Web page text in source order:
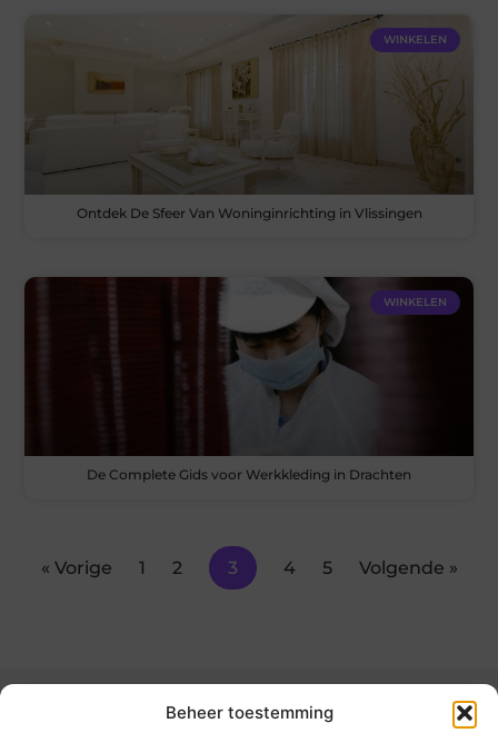
Beheer toestemming
WINKELEN
Ontdek De Sfeer Van Woninginrichting in Vlissingen
WINKELEN
De Complete Gids voor Werkkleding in Drachten
« Vorige 1 2 3 4 5 Volgende »